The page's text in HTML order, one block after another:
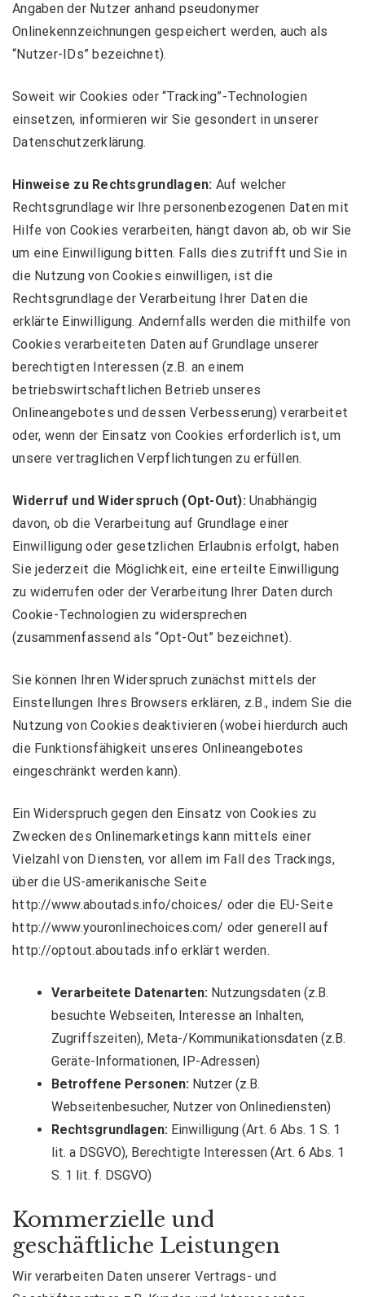
Angaben der Nutzer anhand pseudonymer
Onlinekennzeichnungen gespeichert werden, auch als
“Nutzer-IDs” bezeichnet).
Soweit wir Cookies oder “Tracking”-Technologien
einsetzen, informieren wir Sie gesondert in unserer
Datenschutzerklärung.
Hinweise zu Rechtsgrundlagen: Auf welcher
Rechtsgrundlage wir Ihre personenbezogenen Daten mit
Hilfe von Cookies verarbeiten, hängt davon ab, ob wir Sie
um eine Einwilligung bitten. Falls dies zutrifft und Sie in
die Nutzung von Cookies einwilligen, ist die
Rechtsgrundlage der Verarbeitung Ihrer Daten die
erklärte Einwilligung. Andernfalls werden die mithilfe von
Cookies verarbeiteten Daten auf Grundlage unserer
berechtigten Interessen (z.B. an einem
betriebswirtschaftlichen Betrieb unseres
Onlineangebotes und dessen Verbesserung) verarbeitet
oder, wenn der Einsatz von Cookies erforderlich ist, um
unsere vertraglichen Verpflichtungen zu erfüllen.
Widerruf und Widerspruch (Opt-Out): Unabhängig
davon, ob die Verarbeitung auf Grundlage einer
Einwilligung oder gesetzlichen Erlaubnis erfolgt, haben
Sie jederzeit die Möglichkeit, eine erteilte Einwilligung
zu widerrufen oder der Verarbeitung Ihrer Daten durch
Cookie-Technologien zu widersprechen
(zusammenfassend als “Opt-Out” bezeichnet).
Sie können Ihren Widerspruch zunächst mittels der
Einstellungen Ihres Browsers erklären, z.B., indem Sie die
Nutzung von Cookies deaktivieren (wobei hierdurch auch
die Funktionsfähigkeit unseres Onlineangebotes
eingeschränkt werden kann).
Ein Widerspruch gegen den Einsatz von Cookies zu
Zwecken des Onlinemarketings kann mittels einer
Vielzahl von Diensten, vor allem im Fall des Trackings,
über die US-amerikanische Seite
http://www.aboutads.info/choices/ oder die EU-Seite
http://www.youronlinechoices.com/ oder generell auf
http://optout.aboutads.info erklärt werden.
Verarbeitete Datenarten: Nutzungsdaten (z.B.
besuchte Webseiten, Interesse an Inhalten,
Zugriffszeiten), Meta-/Kommunikationsdaten (z.B.
Geräte-Informationen, IP-Adressen)
Betroffene Personen: Nutzer (z.B.
Webseitenbesucher, Nutzer von Onlinediensten)
Rechtsgrundlagen: Einwilligung (Art. 6 Abs. 1 S. 1
lit. a DSGVO), Berechtigte Interessen (Art. 6 Abs. 1
S. 1 lit. f. DSGVO)
Kommerzielle und
geschäftliche Leistungen
Wir verarbeiten Daten unserer Vertrags- und